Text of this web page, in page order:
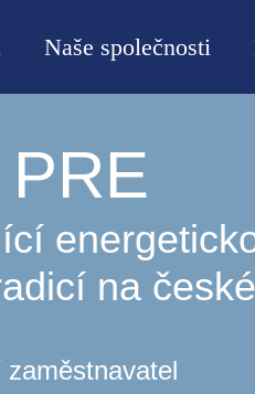
Naše společnosti
na